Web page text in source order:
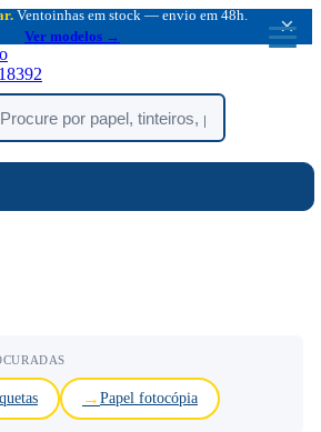
Ventoinhas em stock — envio em 48h.
Ver modelos →
×
:
Papel fotocópia